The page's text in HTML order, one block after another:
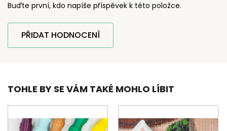
Buďte první, kdo napíše příspěvek k této položce.
PŘIDAT HODNOCENÍ
TOHLE BY SE VÁM TAKÉ MOHLO LÍBIT